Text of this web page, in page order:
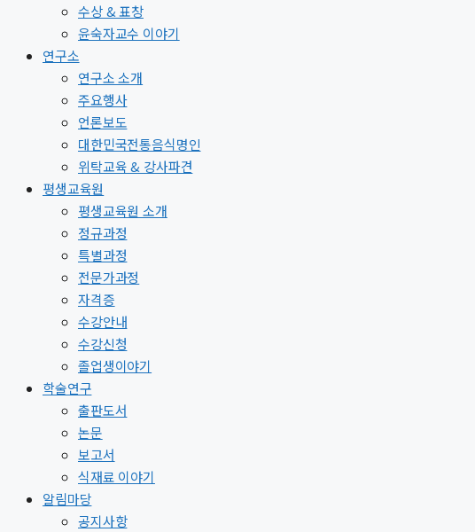
수상 & 표창
윤숙자교수 이야기
연구소
연구소 소개
주요행사
언론보도
대한민국전통음식명인
위탁교육 & 강사파견
평생교육원
평생교육원 소개
정규과정
특별과정
전문가과정
자격증
수강안내
수강신청
졸업생이야기
학술연구
출판도서
논문
보고서
식재료 이야기
알림마당
공지사항